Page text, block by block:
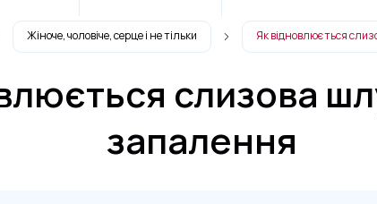
Жіноче, чоловіче, серце і не тільки Як відновлюється
слизова
запалення